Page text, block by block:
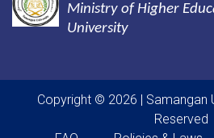
Ministry of Higher
University
Copyright © 2026 | Samangan
Reserved